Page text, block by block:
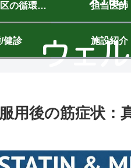
目黒区・世田谷区の循環器内科｜ウェルビーイングクリニック駒沢公園｜駒沢大学駅7分 担当医師
健診 施設紹介
用後の筋症状：